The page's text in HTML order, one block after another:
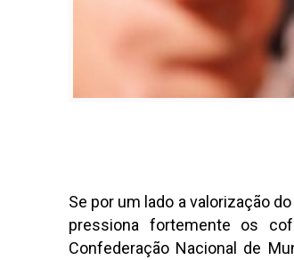
Se por um lado a valorização
pressiona fortemente os
Confederação Nacional de